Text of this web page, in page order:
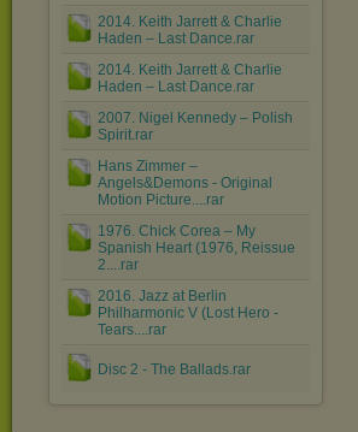
2014. Keith Jarrett & Charlie
Haden – Last Dance.rar
2014. Keith Jarrett & Charlie
Haden – Last Dance.rar
2007. Nigel Kennedy ‎– Polish
Spirit.rar
Hans Zimmer ‎–
Angels&Demons - Original
Motion Picture....rar
1976. Chick Corea ‎– My
Spanish Heart (1976, Reissue
2....rar
2016. Jazz at Berlin
Philharmonic V (Lost Hero -
Tears....rar
Disc 2 - The Ballads.rar